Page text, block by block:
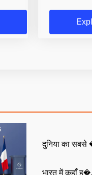
दुनिया का सबसे
भारत में कहाँ